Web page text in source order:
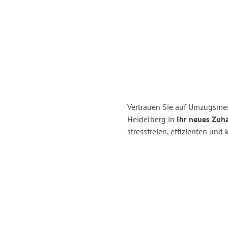
Vertrauen Sie auf
Heidelberg in Ihr neues
stressfreien, effizienten und